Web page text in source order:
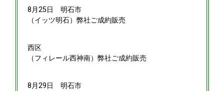
8月25日 明石市
（イッツ明石）弊社ご成約販売
西区
（フィレール西神南）弊社ご成約販売
8月29日 明石市